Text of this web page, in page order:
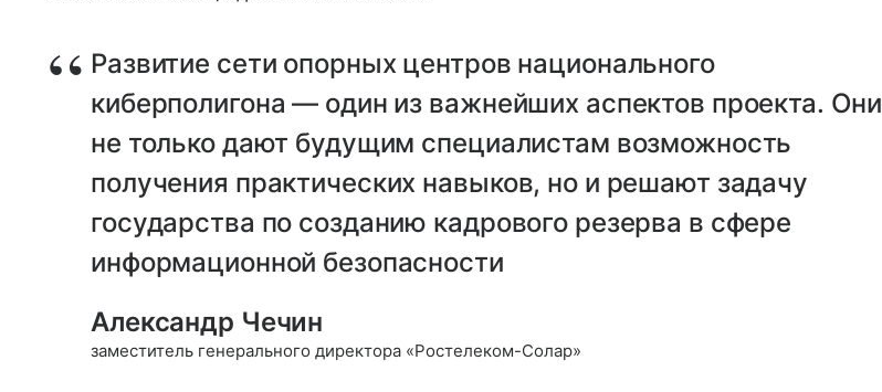
Развитие сети опорных центров национального
киберполигона — один из важнейших аспектов проекта. Они
не только дают будущим специалистам возможность
получения практических навыков, но и решают задачу
государства по созданию кадрового резерва в сфере
информационной безопасности
Александр Чечин
заместитель генерального директора «Ростелеком-Солар»